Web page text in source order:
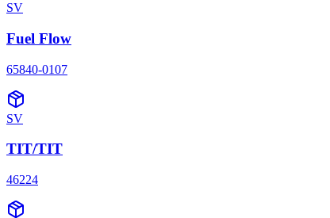
SV
Fuel Flow
65840-0107
SV
TIT/TIT
46224